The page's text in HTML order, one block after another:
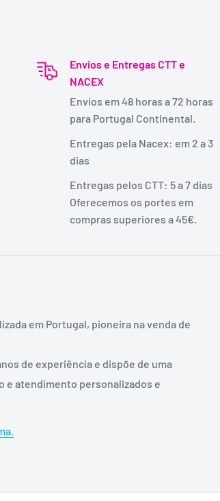
Envios e Entregas CTT e
NACEX
Envios em 48 horas a 72 horas
para Portugal Continental.
Entregas pela Nacex: em 2 a 3
dias
Entregas pelos CTT: 5 a 7 dias
Oferecemos os portes em
compras superiores a 45€.
em Portugal, pioneira na venda de
de experiência e dispõe de uma
e atendimento personalizados e